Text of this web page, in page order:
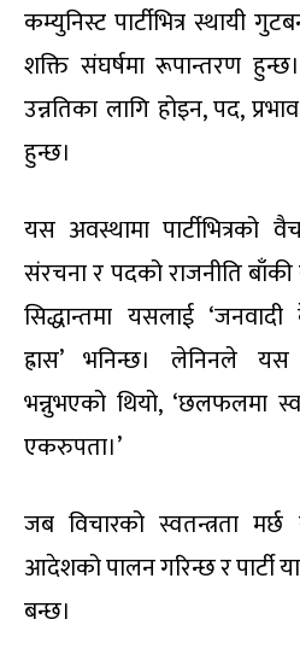
कम्युनिस्ट पार्टीभित्र स्थायी
शक्ति संघर्षमा रूपान्तरण
उन्नतिका लागि होइन, पद,
हुन्छ।
यस अवस्थामा पार्टीभित्रको
संरचना र पदको राजनीति
सिद्धान्तमा यसलाई ‘जनवादी
ह्रास’ भनिन्छ। लेनिनले यस
भन्नुभएको थियो, ‘छलफलमा
एकरुपता।’
जब विचारको स्वतन्त्रता मर्छ
आदेशको पालन गरिन्छ र पार्टी
बन्छ।